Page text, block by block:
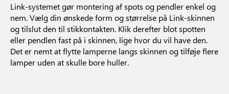
Link-systemet gør montering af spots og pendler enkel og
nem. Vælg din ønskede form og størrelse på Link-skinnen
og tilslut den til stikkontakten. Klik derefter blot spotten
eller pendlen fast på i skinnen, lige hvor du vil have den.
Det er nemt at flytte lamperne langs skinnen og tilføje flere
lamper uden at skulle bore huller.